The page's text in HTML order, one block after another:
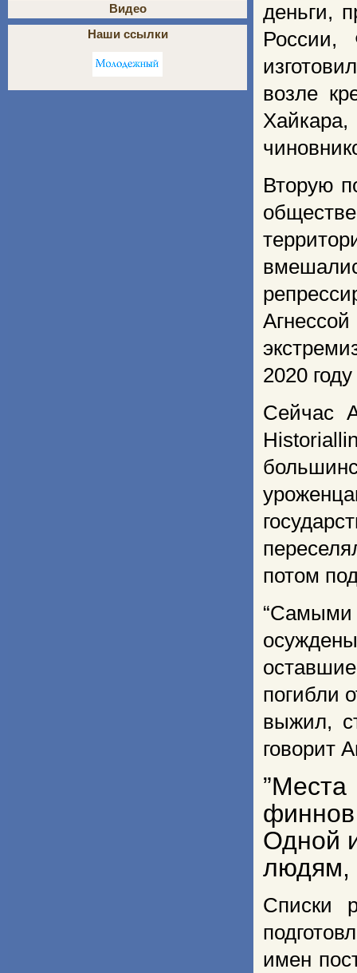
деньги,
России,
возле
Хайкара,
Вторую
2020
Сейчас
потом
погибли
выжил,
говорит
Одной
людям,
Списки
имен
Видео
Наши ссылки